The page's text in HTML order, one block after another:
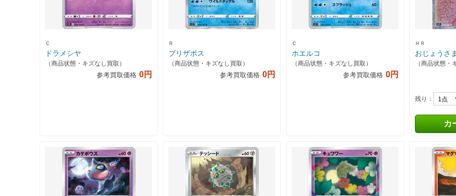
Ｃ
ドラメシヤ
（商品状態・キズなし買取）
参考買取価格 0円
Ｒ
ブリザポス
（商品状態・キズなし買取）
参考買取価格 0円
Ｃ
ホエルコ
（商品状態・キズなし買取）
参考買取価格 0円
ＨＲ
おじょうさま
（商品状態・
残り：
カ